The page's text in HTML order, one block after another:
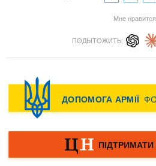
Мне нравится
ПОДЫТОЖИТЬ: